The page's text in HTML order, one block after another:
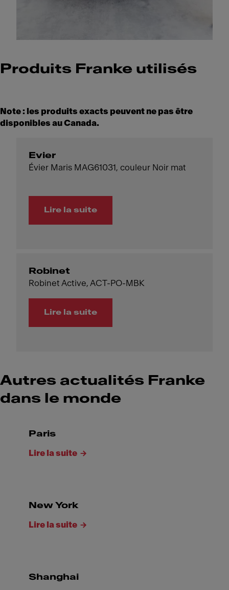
Produits Franke utilisés
Note : les produits exacts peuvent ne pas être
disponibles au Canada.
Evier
Évier Maris MAG61031, couleur Noir mat
Lire la suite
Robinet
Robinet Active, ACT-PO-MBK
Lire la suite
Autres actualités Franke
dans le monde
Paris
Lire la suite
New York
Lire la suite
Shanghai